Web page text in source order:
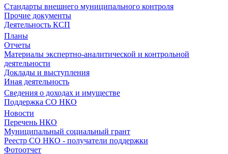
Стандарты внешнего муниципального контроля
Прочие документы
Деятельность КСП
Планы
Отчеты
Материалы экспертно-аналитической и контрольной
деятельности
Доклады и выступления
Иная деятельность
Сведения о доходах и имуществе
Поддержка СО НКО
Новости
Перечень НКО
Муниципальный социальный грант
Реестр СО НКО - получатели поддержки
Фотоотчет